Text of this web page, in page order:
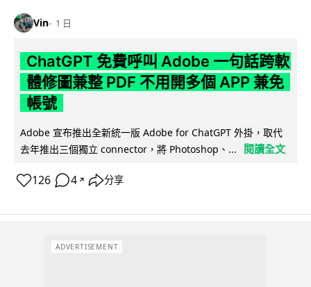
Vin 1 日
ChatGPT 免費呼叫 Adobe 一句話跨軟
體修圖兼整 PDF 不用開多個 APP 兼免
帳號
Adobe 宣布推出全新統一版 Adobe for ChatGPT 外掛，取代
去年推出三個獨立 connector，將 Photoshop、...
閱讀全文
126 4 ↗ 分享
ADVERTISEMENT